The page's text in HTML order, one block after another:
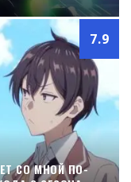
7.9
СО МНОЙ ПО-